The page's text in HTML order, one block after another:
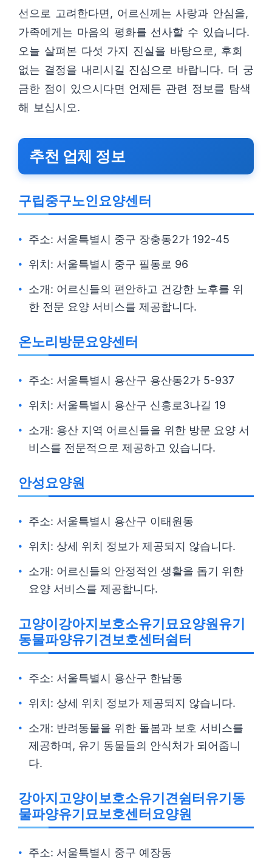
선으로 고려한다면, 어르신께는 사랑과 안심을,
가족에게는 마음의 평화를 선사할 수 있습니다.
오늘 살펴본 다섯 가지 진실을 바탕으로, 후회
없는 결정을 내리시길 진심으로 바랍니다. 더 궁
금한 점이 있으시다면 언제든 관련 정보를 탐색
해 보십시오.
추천 업체 정보
구립중구노인요양센터
주소: 서울특별시 중구 장충동2가 192-45
위치: 서울특별시 중구 필동로 96
소개: 어르신들의 편안하고 건강한 노후를 위
한 전문 요양 서비스를 제공합니다.
온노리방문요양센터
주소: 서울특별시 용산구 용산동2가 5-937
위치: 서울특별시 용산구 신흥로3나길 19
소개: 용산 지역 어르신들을 위한 방문 요양 서
비스를 전문적으로 제공하고 있습니다.
안성요양원
주소: 서울특별시 용산구 이태원동
위치: 상세 위치 정보가 제공되지 않습니다.
소개: 어르신들의 안정적인 생활을 돕기 위한
요양 서비스를 제공합니다.
고양이강아지보호소유기묘요양원유기
동물파양유기견보호센터쉼터
주소: 서울특별시 용산구 한남동
위치: 상세 위치 정보가 제공되지 않습니다.
소개: 반려동물을 위한 돌봄과 보호 서비스를
제공하며, 유기 동물들의 안식처가 되어줍니
다.
강아지고양이보호소유기견쉼터유기동
물파양유기묘보호센터요양원
주소: 서울특별시 중구 예장동